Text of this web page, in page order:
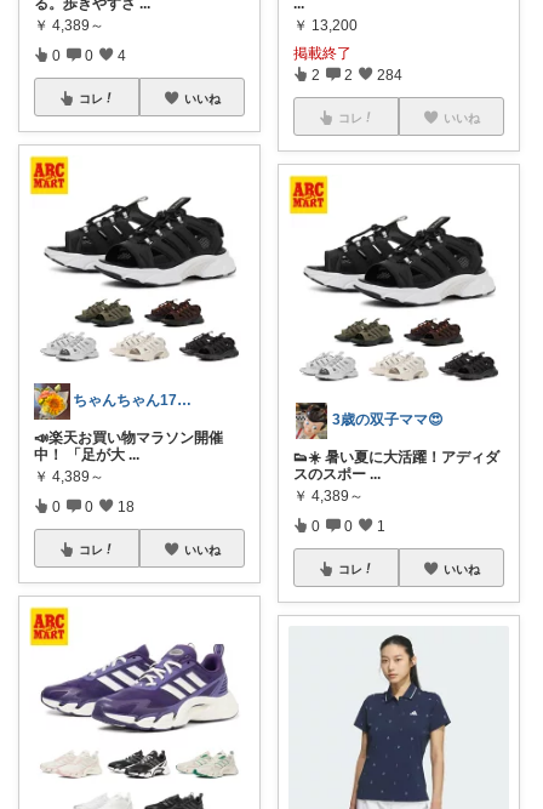
￥ 4,389～
0 0 4
コレ いいね
ちゃんちゃん173cm
📣楽天お買い物マラソン開催
中！ 「足が大 ...
￥ 4,389～
0 0 18
コレ いいね
￥ 13,200
掲載終了
2 2 284
コレ いいね
3歳の双子ママ😍
👟☀️ 暑い夏に大活躍！アディダ
スのスポー ...
￥ 4,389～
0 0 1
コレ いいね